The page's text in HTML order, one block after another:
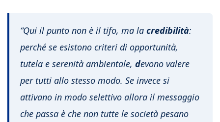
“Qui il punto non è il tifo, ma la credibilità:
perché se esistono criteri di opportunità,
tutela e serenità ambientale, devono valere
per tutti allo stesso modo. Se invece si
attivano in modo selettivo allora il messaggio
che passa è che non tutte le società pesano